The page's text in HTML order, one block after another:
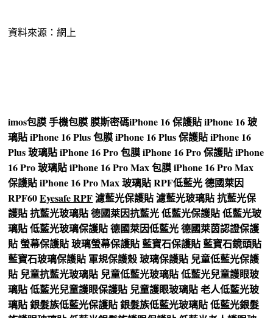
資料來源：網上
imos包膜手機包膜膜斯密碼iPhone 16 保護貼iPhone 16 玻
璃貼iPhone 16 Plus 包膜iPhone 16 Plus 保護貼iPhone 16
Plus 玻璃貼iPhone 16 Pro 包膜iPhone 16 Pro 保護貼iPhone
16 Pro 玻璃貼iPhone 16 Pro Max 包膜iPhone 16 Pro Max
保護貼iPhone 16 Pro Max 玻璃貼RPF低藍光德國萊因
RPF60Eyesafe RPF濾藍光保護貼濾藍光玻璃貼抗藍光保
護貼抗藍光玻璃貼德國萊因抗藍光低藍光保護貼低藍光玻
璃貼低藍光玻璃保護貼德國萊因低藍光德國萊茵認證保護
貼螢幕保護貼玻璃螢幕保護貼藍寶石保護貼藍寶石鏡頭貼
藍寶石玻璃保護貼 軍規保護殼玻璃保護貼 兒童低藍光保護
貼 兒童抗藍光玻璃貼 兒童低藍光玻璃貼低藍光兒童護眼玻
璃貼低藍光兒童護眼保護貼 兒童護眼玻璃貼老人低藍光玻
璃貼銀髮族低藍光保護貼銀髮族低藍光玻璃貼低藍光銀髮